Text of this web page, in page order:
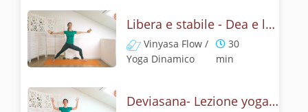
Libera e stabile - Dea e leone
Vinyasa Flow /
Yoga Dinamico
30
min
Deviasana- Lezione yoga con la mitologia della posizione della Dea